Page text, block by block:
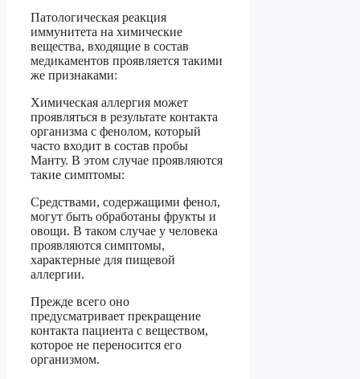
Патологическая реакция
иммунитета на химические
вещества, входящие в состав
медикаментов проявляется такими
же признаками:
Химическая аллергия может
проявляться в результате контакта
организма с фенолом, который
часто входит в состав пробы
Манту. В этом случае проявляются
такие симптомы:
Средствами, содержащими фенол,
могут быть обработаны фрукты и
овощи. В таком случае у человека
проявляются симптомы,
характерные для пищевой
аллергии.
Прежде всего оно
предусматривает прекращение
контакта пациента с веществом,
которое не переносится его
организмом.